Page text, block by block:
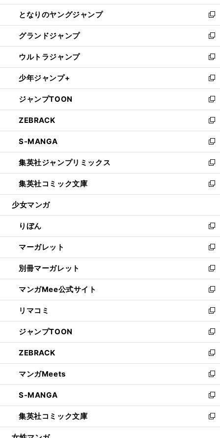
開
く
ン
ド
ウ
で
開
く
ウ
ィ
ン
ド
ウ
で
開
く
し
い
ウ
ィ
ン
ド
ウ
で
開
く
となりのヤングジャンプ
新
し
い
ウ
ィ
ン
ド
ウ
で
開
く
グランドジャンプ
新
し
い
ウ
ィ
ン
ド
ウ
で
開
く
ウルトラジャンプ
新
し
い
ウ
ィ
ン
ド
ウ
で
開
く
少年ジャンプ+
新
し
い
ウ
ィ
ン
ド
ウ
で
開
く
ジャンプTOON
新
し
い
ウ
ィ
ン
ド
ウ
で
開
ZEBRACK
新
し
い
ウ
ィ
ン
ド
ウ
開
く
S-MANGA
新
し
い
ウ
ィ
ン
ウ
で
開
く
集英社ジャンプリミックス
新
し
い
ウ
ン
ド
ウ
で
開
く
集英社コミック文庫
新
し
ウ
ィ
ン
ド
ウ
で
開
く
少女マンガ
りぼん
新
し
い
ウ
ィ
ン
ド
ウ
で
開
く
マーガレット
新
し
い
ウ
ィ
ン
ド
ウ
で
開
く
別冊マーガレット
新
し
い
ウ
ィ
ン
ド
ウ
で
開
く
マンガMee公式サイト
新
し
い
ウ
ィ
ン
ド
ウ
で
開
く
リマコミ
新
し
い
ウ
ィ
ン
ド
ウ
で
開
く
ジャンプTOON
新
し
い
ウ
ィ
ン
ド
ウ
で
開
ZEBRACK
新
し
い
ウ
ィ
ン
ド
ウ
マンガMeets
新
し
い
ウ
ィ
ン
S-MANGA
新
し
い
ウ
集英社コミック文庫
新
し